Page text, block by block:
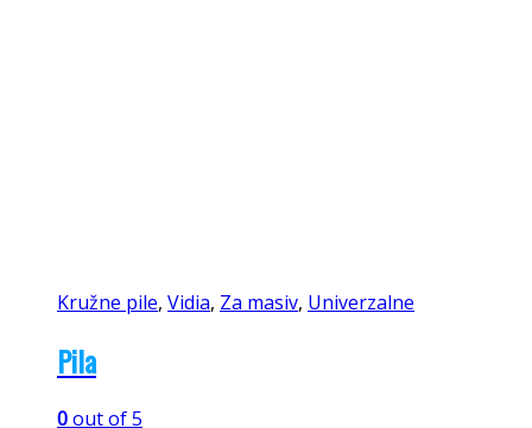
Kružne pile, Vidia, Za masiv, Univerzalne
Pila
0out of 5